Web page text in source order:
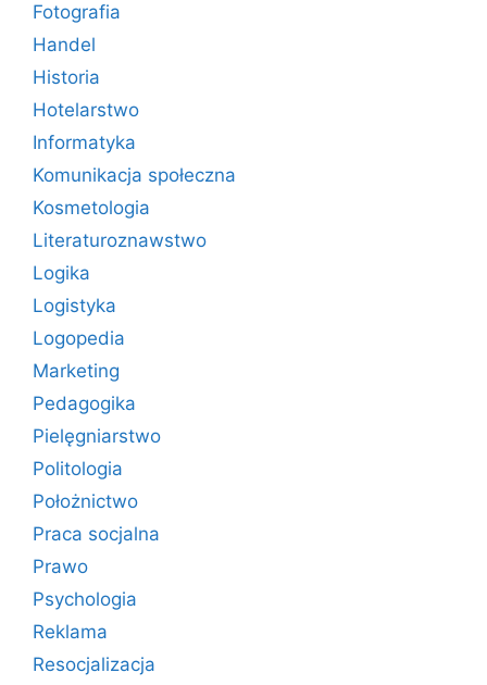
Fotografia
Handel
Historia
Hotelarstwo
Informatyka
Komunikacja społeczna
Kosmetologia
Literaturoznawstwo
Logika
Logistyka
Logopedia
Marketing
Pedagogika
Pielęgniarstwo
Politologia
Położnictwo
Praca socjalna
Prawo
Psychologia
Reklama
Resocjalizacja